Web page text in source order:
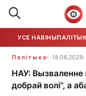
УСЕ НАВІНЫ
Палітыка 18.06.2025
НАУ: Вызваленне
добрай волі”, а